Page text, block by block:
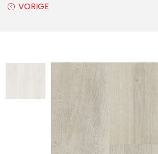
VORIGE